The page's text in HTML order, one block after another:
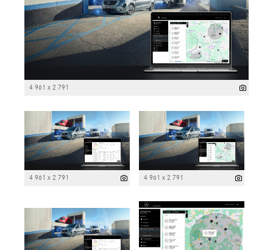
4 961 x 2 791
4 961 x 2 791 4 961 x 2 791